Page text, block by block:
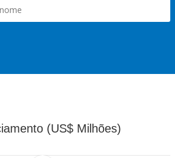
(US$ Milhões)